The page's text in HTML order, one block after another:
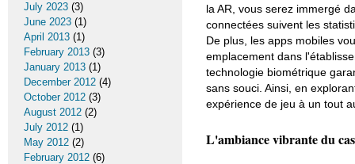
la AR, vous serez immergé
connectées suivent les
De plus, les apps mobiles
emplacement dans
technologie biométrique
sans souci. Ainsi, en
expérience de jeu à un tout
L'ambiance vibrante du
July 2023 (3)
June 2023 (1)
April 2013 (1)
February 2013 (3)
January 2013 (1)
December 2012 (4)
October 2012 (3)
August 2012 (2)
July 2012 (1)
May 2012 (2)
February 2012 (6)